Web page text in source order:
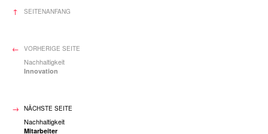
SEITENANFANG
VORHERIGE SEITE
Nachhaltigkeit
Innovation
NÄCHSTE SEITE
Nachhaltigkeit
Mitarbeiter